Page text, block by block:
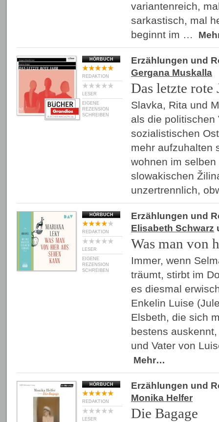
variantenreich,
sarkastisch, mal
beginnt im …
HÖRBUCH
REDAKTION
LESER
EIGENE
REZENSION
SCHREIBEN
Erzählungen und
Gergana Muskalla
Das letzte rote
Slavka, Rita und
als die politischen
sozialistischen
mehr aufzuhalten
wohnen im
slowakischen
unzertrennlich,
HÖRBUCH
REDAKTION
LESER
EIGENE
REZENSION
SCHREIBEN
Erzählungen und
Elisabeth Schwarz
Was man von
Immer, wenn
träumt, stirbt im
es diesmal
Enkelin Luise
Elsbeth, die sich
bestens
und Vater von
Mehr…
HÖRBUCH
REDAKTION
LESER
Erzählungen und
Monika Helfer
Die Bagage